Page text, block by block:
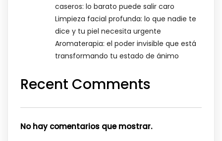
caseros: lo barato puede salir caro
Limpieza facial profunda: lo que nadie te
dice y tu piel necesita urgente
Aromaterapia: el poder invisible que está
transformando tu estado de ánimo
Recent Comments
No hay comentarios que mostrar.